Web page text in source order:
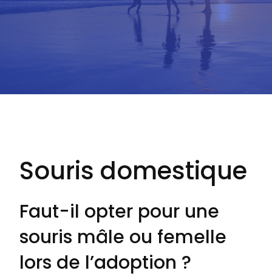
Souris domestique
Faut-il opter pour une
souris mâle ou femelle
lors de l’adoption ?